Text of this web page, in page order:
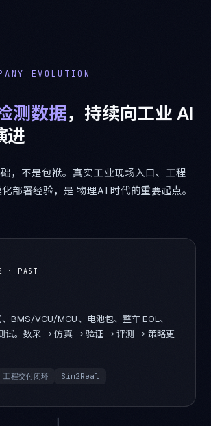
EVOLUTION
测数据， 持续向工业 AI
进
，不是包袱。真实工业现场入口、工程
部署经验，是 物理AI 时代的重要起点。
· PAST
BMS/VCU/MCU、电池包、整车 EOL、
试。数采 → 仿真 → 验证 → 评测 → 策略更
工程交付闭环 Sim2Real